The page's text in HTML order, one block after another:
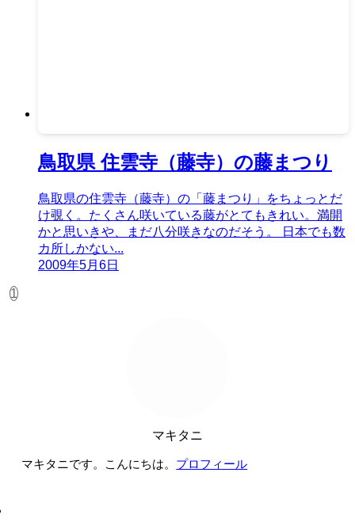
鳥取県 住雲寺（藤寺）の藤まつり
鳥取県の住雲寺（藤寺）の「藤まつり」をちょっとだ
け覗く。たくさん咲いている藤がとてもきれい。満開
かと思いきや、まだ八分咲きなのだそう。 日本でも数
カ所しかない...
2009年5月6日
1
マキタニ
マキタニです。こんにちは。 プロフィール